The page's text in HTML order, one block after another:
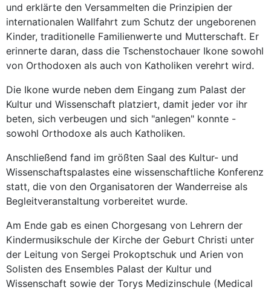
und erklärte den Versammelten die Prinzipien der
internationalen Wallfahrt zum Schutz der ungeborenen
Kinder, traditionelle Familienwerte und Mutterschaft. Er
erinnerte daran, dass die Tschenstochauer Ikone sowohl
von Orthodoxen als auch von Katholiken verehrt wird.
Die Ikone wurde neben dem Eingang zum Palast der
Kultur und Wissenschaft platziert, damit jeder vor ihr
beten, sich verbeugen und sich "anlegen" konnte -
sowohl Orthodoxe als auch Katholiken.
Anschließend fand im größten Saal des Kultur- und
Wissenschaftspalastes eine wissenschaftliche Konferenz
statt, die von den Organisatoren der Wanderreise als
Begleitveranstaltung vorbereitet wurde.
Am Ende gab es einen Chorgesang von Lehrern der
Kindermusikschule der Kirche der Geburt Christi unter
der Leitung von Sergei Prokoptschuk und Arien von
Solisten des Ensembles Palast der Kultur und
Wissenschaft sowie der Torys Medizinschule (Medical